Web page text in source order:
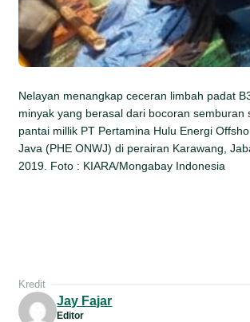
Nelayan menangkap ceceran limbah padat
minyak yang berasal dari bocoran semburan
pantai millik PT Pertamina Hulu Energi
Java (PHE ONWJ) di perairan Karawang,
2019. Foto : KIARA/Mongabay Indonesia
Kredit
Jay Fajar
Editor